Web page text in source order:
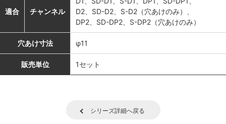
適合 チャンネル
D2、SD-D2、S-D2（穴あけのみ）、
DP2、SD-DP2、S-DP2（穴あけのみ）
穴あけ寸法 φ11
販売単位 1セット
シリーズ詳細へ戻る